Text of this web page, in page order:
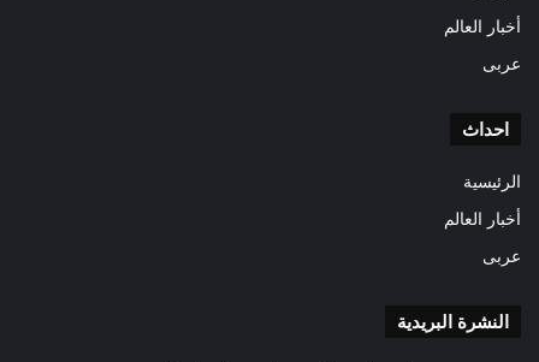
أخبار العالم
عربى
احداث
الرئيسية
أخبار العالم
عربى
النشرة البريدية